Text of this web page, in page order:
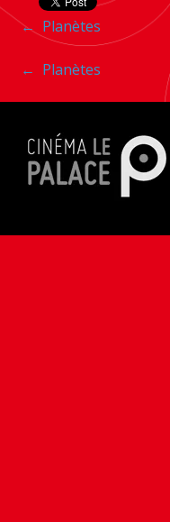
Navigation
entre
les
articles
← Planètes
Navigation
entre
les
articles
← Planètes